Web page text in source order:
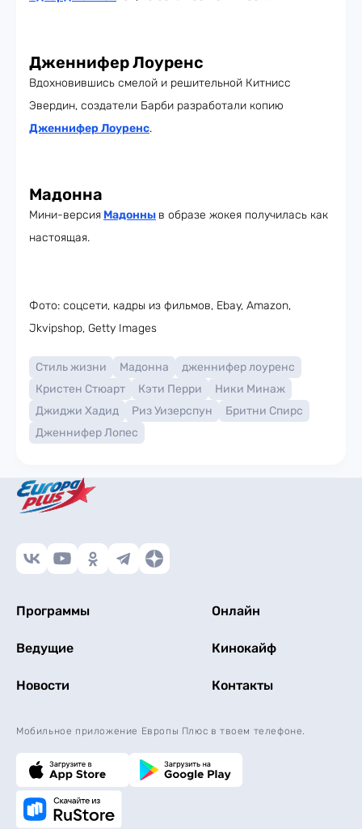
Дженнифер Лоуренс
Вдохновившись смелой и решительной Китнисс
Эвердин, создатели Барби разработали копию
Дженнифер Лоуренс.
Мадонна
Мини-версия Мадонны в образе жокея получилась как
настоящая.
Фото: соцсети, кадры из фильмов, Ebay, Amazon,
Jkvipshop, Getty Images
Стиль жизни Мадонна
дженнифер лоуренс
Кристен Стюарт
Кэти Перри
Ники Минаж
Джиджи Хадид
Риз Уизерспун
Бритни Спирс
Дженнифер Лопес
Программы Онлайн
Ведущие Кинокайф
Новости Контакты
Мобильное приложение Европы Плюс в твоем телефоне.